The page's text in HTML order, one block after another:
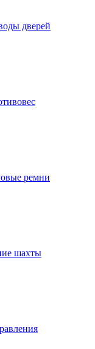
дверей
ремни
шахты